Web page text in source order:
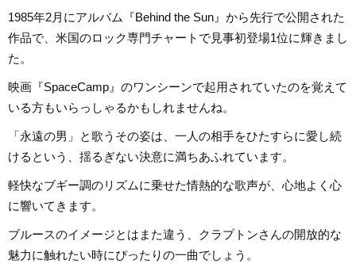
1985年2月にアルバム『Behind the Sun』から先行で公開された
作品で、米国のロック専門チャートで見事初登場1位に輝きまし
た。
映画『SpaceCamp』のワンシーンで起用されていたのを覚えて
いる方もいらっしゃるかもしれませんね。
「永遠の男」と歌うその姿は、一人の相手をひたすらに愛し続
けるという、揺るぎない決意に満ちあふれています。
軽快なブギー調のリズムに乗せた情熱的な歌声が、心地よく心
に響いてきます。
ブルースのイメージとはまた違う、クラプトンさんの開放的な
魅力に触れたい時にぴったりの一曲でしょう。